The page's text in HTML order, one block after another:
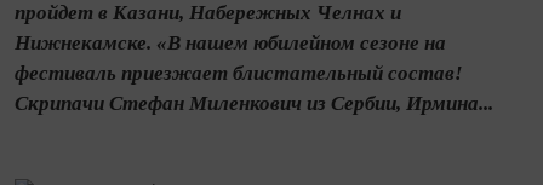
пройдет в Казани, Набережных Челнах и
Нижнекамске. «В нашем юбилейном сезоне на
фестиваль приезжает блистательный состав!
Скрипачи Стефан Миленкович из Сербии, Ирмина...